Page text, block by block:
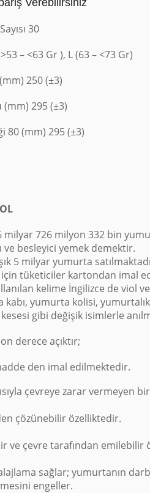
30
– <63 Gr ), L (63 – <73 Gr)
250 (±3)
(mm) 295 (±3)
80 (mm) 295 (±3)
milyar 726 milyon 332 bin
ve besleyici yemek demektir.
5 milyar yumurta
için tüketiciler kartondan imal
kelime İngilizce de viol
yumurta kolisi,
gibi değişik isimlerle
derece açıktır;
den imal edilmektedir.
çevreye zarar vermeyen
çözünebilir özelliktedir.
ve çevre tarafından emilebilir
sağlar; yumurtanın
engeller.